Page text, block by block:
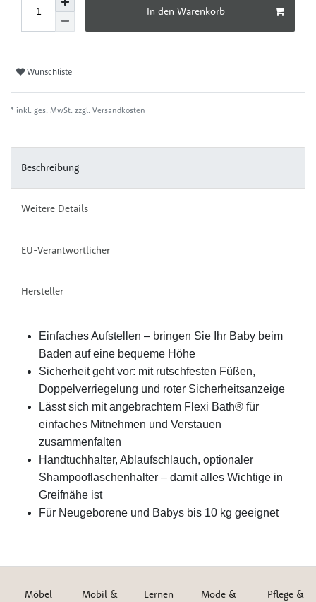
In den Warenkorb
Wunschliste
* inkl. ges. MwSt. zzgl. Versandkosten
Beschreibung
Weitere Details
EU-Verantwortlicher
Hersteller
Einfaches Aufstellen – bringen Sie Ihr Baby beim
Baden auf eine bequeme Höhe
Sicherheit geht vor: mit rutschfesten Füßen,
Doppelverriegelung und roter Sicherheitsanzeige
Lässt sich mit angebrachtem Flexi Bath® für
einfaches Mitnehmen und Verstauen
zusammenfalten
Handtuchhalter, Ablaufschlauch, optionaler
Shampooflaschenhalter – damit alles Wichtige in
Greifnähe ist
Für Neugeborene und Babys bis 10 kg geeignet
Möbel
Mobil &
Lernen
Mode &
Pflege &